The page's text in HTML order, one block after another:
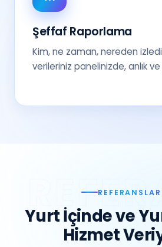
Şeffaf Raporlama
Kim, ne zaman, nereden
verileriniz panelinizde, anlık
Yurt İçinde ve
Hizmet